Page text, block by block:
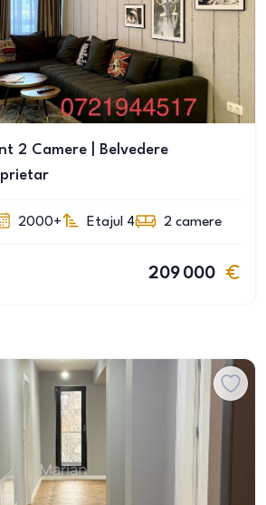
2 Camere | Belvedere
2000+ Etajul 4 2 camere
209 000